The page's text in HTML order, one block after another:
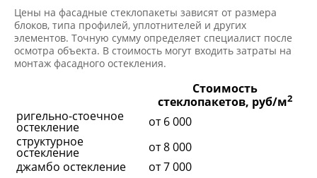
Цены на фасадные стеклопакеты зависят от размера
блоков, типа профилей, уплотнителей и других
элементов. Точную сумму определяет специалист после
осмотра объекта. В стоимость могут входить затраты на
монтаж фасадного остекления.
Стоимость
стеклопакетов, руб/м2
ригельно-стоечное
остекление
от 6 000
структурное
остекление
от 8 000
джамбо остекление
от 7 000